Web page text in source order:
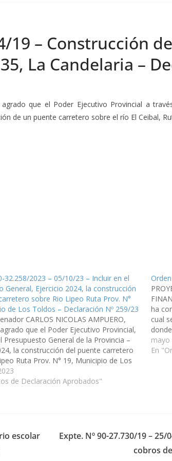
19 – Construcción
La Candelaria –
que el Poder Ejecutivo Provincial a
de un puente carretero sobre el río El Ceibal,
32.258/2023 – 05/10/23 – Incluir en el
General, Ejercicio 2024, la construcción
sobre Rio Lipeo Ruta Prov. N°
de Los Toldos – Declaración Nº 259/23
CARLOS NICOLAS AMPUERO,
que el Poder Ejecutivo Provincial,
Presupuesto General de la Provincia –
la construcción del puente carretero
Ruta Prov. N° 19, Municipio de Los
de Santa Victoria. (Expte. Nº
a la Comisión de…
de Declaración Aprobados"
ha
cual
en
mayo
En
escolar
Expte. Nº 90-27.730/19 –
cobros